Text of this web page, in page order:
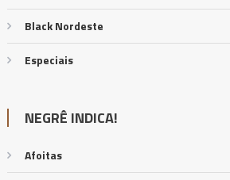
Black Nordeste
Especiais
NEGRÊ INDICA!
Afoitas